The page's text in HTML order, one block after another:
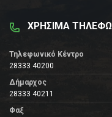
ΧΡΗΣΙΜΑ
Τηλεφωνικό Κέντρο
28333 40200
Δήμαρχος
28333 40211
Φαξ